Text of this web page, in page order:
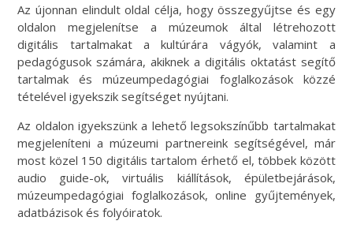
Az újonnan elindult oldal célja, hogy összegyűjtse és egy
oldalon megjelenítse a múzeumok által létrehozott
digitális tartalmakat a kultúrára vágyók, valamint a
pedagógusok számára, akiknek a digitális oktatást segítő
tartalmak és múzeumpedagógiai foglalkozások közzé
tételével igyekszik segítséget nyújtani.
Az oldalon igyekszünk a lehető legsokszínűbb tartalmakat
megjeleníteni a múzeumi partnereink segítségével, már
most közel 150 digitális tartalom érhető el, többek között
audio guide-ok, virtuális kiállítások, épületbejárások,
múzeumpedagógiai foglalkozások, online gyűjtemények,
adatbázisok és folyóiratok.